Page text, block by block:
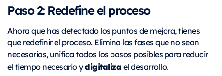
Paso 2: Redefine el proceso
Ahora que has detectado los puntos de mejora, tienes
que redefinir el proceso. Elimina las fases que no sean
necesarias, unifica todos los pasos posibles para reducir
el tiempo necesario ydigitalizael desarrollo.